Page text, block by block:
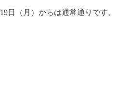
19日（月）からは通常通りです。